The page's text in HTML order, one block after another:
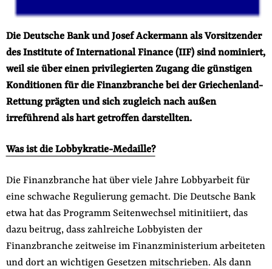
Die Deutsche Bank und Josef Ackermann als Vorsitzender
des Institute of International Finance (IIF) sind nominiert,
weil sie über einen privilegierten Zugang die günstigen
Konditionen für die Finanzbranche bei der Griechenland-
Rettung prägten und sich zugleich nach außen
irreführend als hart getroffen darstellten.
Was ist die Lobbykratie-Medaille?
Die Finanzbranche hat über viele Jahre Lobbyarbeit für
eine schwache Regulierung gemacht. Die Deutsche Bank
etwa hat das Programm Seitenwechsel mitinitiiert, das
dazu beitrug, dass zahlreiche Lobbyisten der
Finanzbranche zeitweise im Finanzministerium arbeiteten
und dort an wichtigen Gesetzen mitschrieben. Als dann